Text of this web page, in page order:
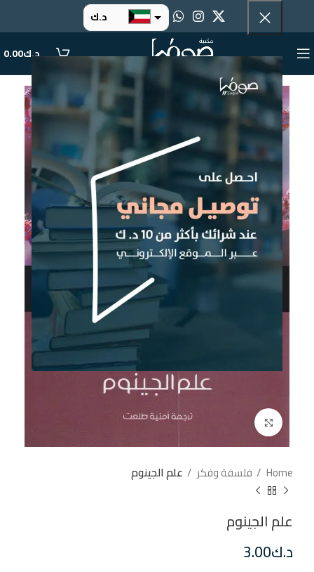
د.ك
ر.س
.د.ب
د.ك0.00
Home فلسفة وفكر علم الجينوم
علم الجينوم
د.ك3.00